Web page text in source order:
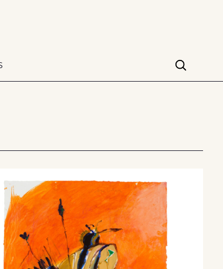
TikTok
X(Twitter)